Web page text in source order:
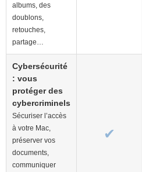
albums, des
doublons,
retouches,
partage…
Cybersécurité
: vous
protéger des
cybercriminels
Sécuriser l’accès
à votre Mac,
préserver vos
documents,
communiquer
✔